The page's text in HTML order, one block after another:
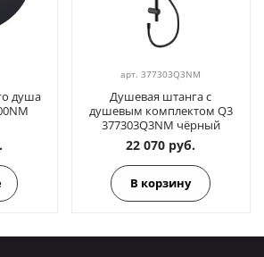
душа
арт.377303Q3NM
Душевая штанга с
душевым комплектом Q3
377303Q3NM чёрный
22 070 руб.
В корзину